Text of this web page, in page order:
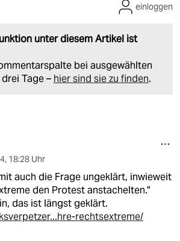
unter diesem Artikel ist
bei ausgewählten
Tage – hier sind sie zu finden.
einloggen
, 18:28 Uhr
auch die Frage ungeklärt, inwieweit
den Protest anstachelten."
das ist längst geklärt.
rechtsextreme/